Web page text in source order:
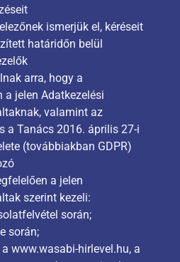
ismerjük el, kéréseit
határidőn belül
arra, hogy a
a jelen Adatkezelési
valamint az
a Tanács 2016. április 27-i
(továbbiakban GDPR)
a jelen
szerint kezeli:
során;
során;
www.wasabi-hirlevel.hu, a